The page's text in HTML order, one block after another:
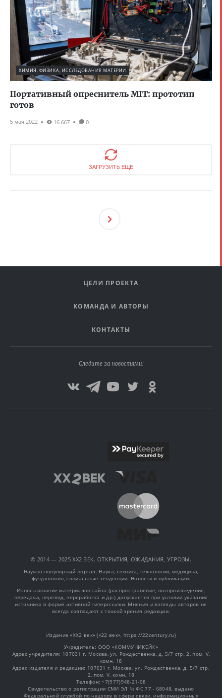
ХИМИЯ, ФИЗИКА, ИССЛЕДОВАНИЯ МАТЕРИИ
Портативный опреснитель MIT: прототип
готов
5 мая 2022 16 667 0
ЗАГРУЗИТЬ ЕЩЕ
Ующ
ЦЕЛИ ПРОЕКТА
КОМАНДА И АВТОРЫ
КОНТАКТЫ
Следите за новостями:
© 2014 — 2025 XX2 ВЕК. ОТКРЫТИЯ, ОЖИДАНИЯ, УГРОЗЫ.
Научно-популярный портал. Наука, техника, технологии, медицина,
футурология, социальные тенденции. Новости и публикации.
Использование материалов сайта (распространение, воспроизведение,
передача, перевод, переработка и др.) допускается при условии указания
источника в форме активной гиперссылки. Мнения и взгляды авторов не
всегда совпадают с точкой зрения редакции.
Издание «XX2 век» («22 век», https://22century.ru)
Учредитель: OOO «КОММУНИКЕЙК»
Адрес учредителя: 107031 г. Москва, ул. Рождественка, д. 5/7 стр. 2, пом. V,
комн. 18
Адрес издателя и редакции: 107031 г. Москва, ул. Рождественка, д. 5/7 стр.
2, пом. V, комн. 18
Телефон: +7(977)948-21-08
Свидетельство о регистрации СМИ ЭЛ № ФС 77 - 68048, выдано
Федеральной службой по надзору в сфере связи, информационных